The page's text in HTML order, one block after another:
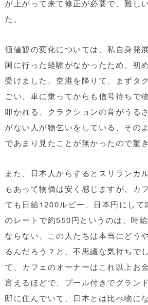
が上がって来て修正が必要で、難し
た。
価値観の変化については、私自身発
国に行った経験がなかったため、初
受けました。空港を降りて、まずタ
ごい、車に乗ってからも信号待ちで
叩かれる、クラクションの音がうる
がない人が物乞いをしている、その
であまり見たことが無かったので驚き
また、日本人からするとスリランカ
もあって物価は安く感じますが、カ
ても日給1200ルピー、日本円にし
のレートで約550円というのは、時
ならない、この人たちは本当にどう
るんだろう？と、不思議な気持ちで
て、カフェのオーナーはこれ以上お
言えるほどで、プール付きでグラン
邸に住んでいて、日本とは比べ物に